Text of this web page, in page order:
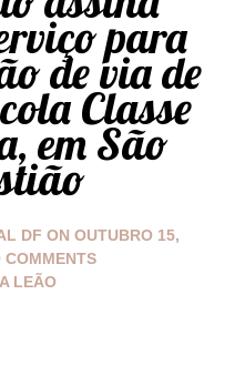
para
de via de
Classe
em São
DF ON OUTUBRO 15,
COMMENTS
LEÃO